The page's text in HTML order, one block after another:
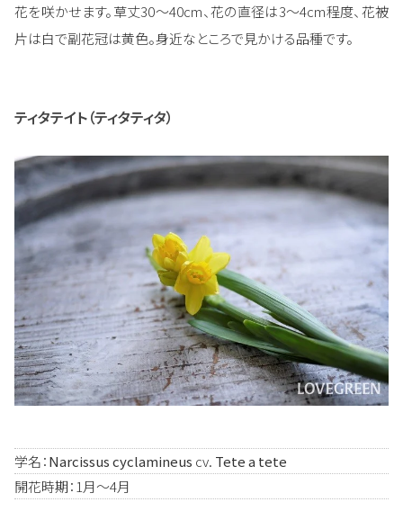
花を咲かせます。草丈30～40cm、花の直径は3～4cm程度、花被
片は白で副花冠は黄色。身近なところで見かける品種です。
ティタテイト（ティタティタ）
学名：Narcissus cyclamineus cv. Tete a tete
開花時期：1月～4月